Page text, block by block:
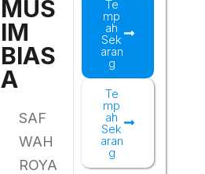
MUS
IM
BIAS
A
SAF
WAH
ROYA
Te
mp
ah
Sek
aran
g
Te
mp
ah
Sek
aran
g